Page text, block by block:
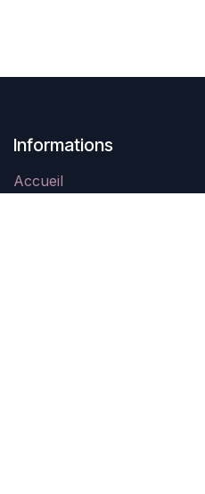
Informations
Accueil